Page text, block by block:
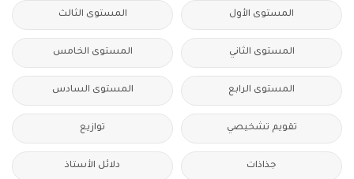
المستوى الأول المستوى الثالث
المستوى الثاني المستوى الخامس
المستوى الرابع المستوى السادس
تقويم تشخيصي توازيع
جذاذات دلائل الأستاذ